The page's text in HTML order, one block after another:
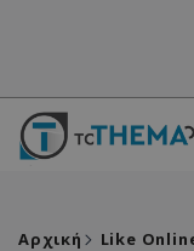
Αρχική Like